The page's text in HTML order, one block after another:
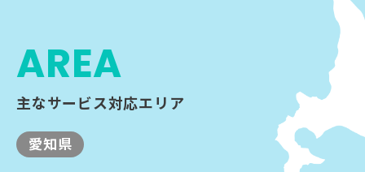
AREA
主なサービス対応エリア
愛知県